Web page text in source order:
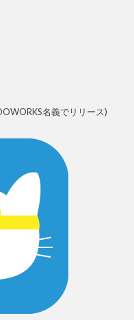
名義でリリース)